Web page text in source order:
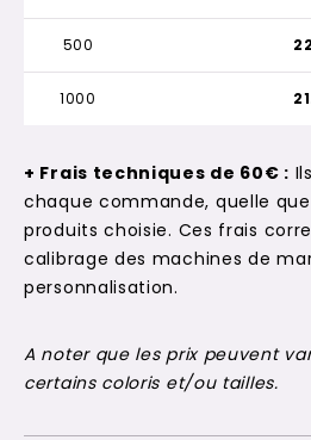
500
1000
+ Frais techniques de 60€ :
chaque commande, quelle
produits choisie. Ces frais
calibrage des machines de
personnalisation.
A noter que les prix peuvent
certains coloris et/ou tailles.